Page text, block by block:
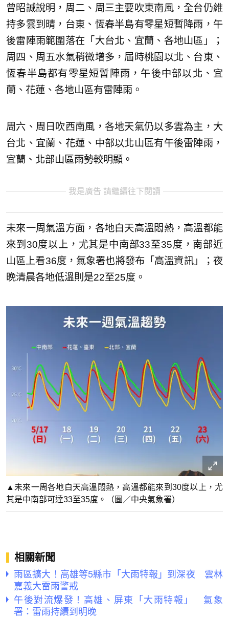
曾昭誠說明，周二、周三主要吹東南風，全台仍維
持多雲到晴，台東、恆春半島有零星短暫降雨，午
後雷陣雨範圍落在「大台北、宜蘭、各地山區」；
周四、周五水氣稍微增多，屆時桃園以北、台東、
恆春半島都有零星短暫陣雨，午後中部以北、宜
蘭、花蓮、各地山區有雷陣雨。
周六、周日吹西南風，各地天氣仍以多雲為主，大
台北、宜蘭、花蓮、中部以北山區有午後雷陣雨，
宜蘭、北部山區雨勢較明顯。
我是廣告 請繼續往下閱讀
未來一周氣溫方面，各地白天高溫悶熱，高溫都能
來到30度以上，尤其是中南部33至35度，南部近
山區上看36度，氣象署也將發布「高溫資訊」；夜
晚清晨各地低溫則是22至25度。
▲未來一周各地白天高溫悶熱，高溫都能來到30度以上，尤
其是中南部可達33至35度。（圖／中央氣象署）
相關新聞
雨區擴大！高雄等5縣市「大雨特報」到深夜 雲林
嘉義大雷雨警戒
午後對流爆發！高雄、屏東「大雨特報」 氣象
署：雷雨持續到明晚